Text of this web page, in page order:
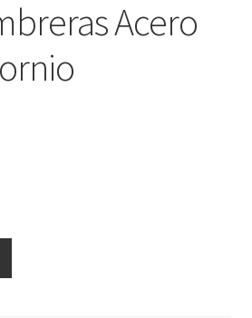
Acero